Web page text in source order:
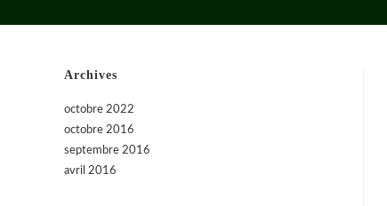
Archives
octobre 2022
octobre 2016
septembre 2016
avril 2016